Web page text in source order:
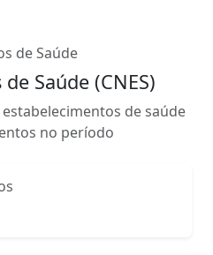
de Saúde
Saúde (CNES)
de saúde
no período